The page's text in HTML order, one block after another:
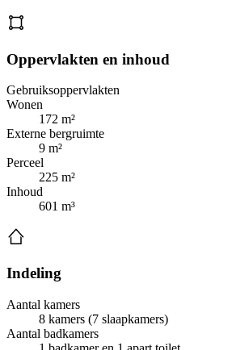
Oppervlakten en inhoud
Gebruiksoppervlakten
Wonen
172 m²
Externe bergruimte
9 m²
Perceel
225 m²
Inhoud
601 m³
Indeling
Aantal kamers
8 kamers (7 slaapkamers)
Aantal badkamers